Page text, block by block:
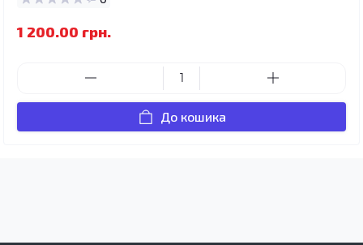
1 200.00 грн.
До кошика